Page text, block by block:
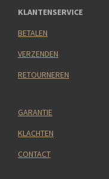
KLANTENSERVICE
BETALEN
VERZENDEN
RETOURNEREN
GARANTIE
KLACHTEN
CONTACT